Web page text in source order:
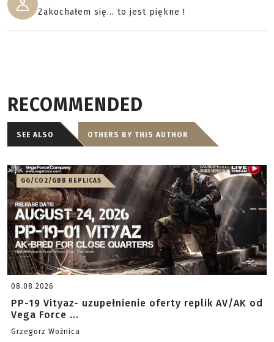
Zakochałem się... to jest piękne !
RECOMMENDED
SEE ALSO OTHERS BY THIS AUTHOR
GG/CO2/GBB REPLICAS
08.08.2026
PP-19 Vityaz- uzupełnienie oferty replik AV/AK od
Vega Force ...
Grzegorz Woźnica